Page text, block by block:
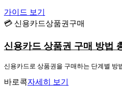
가이드 보기
💳 신용카드상품권구매
신용카드 상품권 구매 방법
신용카드로 상품권을 구매하는 단계별 방
바로콕자세히 보기